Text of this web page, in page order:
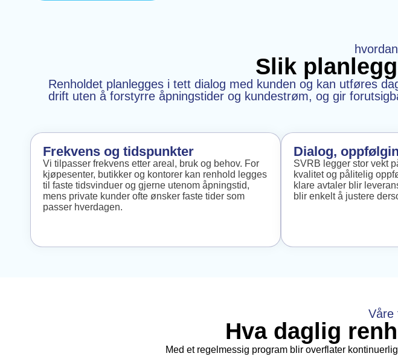
Slik
Renholdet planlegges i tett dialog med kunden og kan utføres
drift uten å forstyrre åpningstider og kundestrøm, og gir
Frekvens og tidspunkter
Vi tilpasser frekvens etter areal, bruk og behov. For
kjøpesenter, butikker og kontorer kan renhold legges
til faste tidsvinduer og gjerne utenom åpningstid,
mens private kunder ofte ønsker faste tider som
passer hverdagen.
Dialog,
SVRB legger stor vekt
kvalitet og pålitelig
klare avtaler blir
blir enkelt å justere
Våre
Hva daglig
Med et regelmessig program blir overflater